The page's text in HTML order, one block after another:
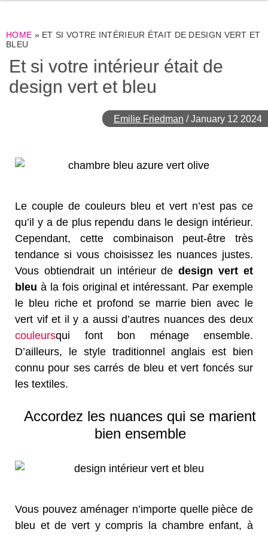
HOME » ET SI VOTRE INTÉRIEUR ÉTAIT DE DESIGN VERT ET
BLEU
Et si votre intérieur était de
design vert et bleu
Emilie Friedman /January 12 2024
Le couple de couleurs bleu et vert n’est pas ce
qu’il y a de plus rependu dans le design intérieur.
Cependant, cette combinaison peut-être très
tendance si vous choisissez les nuances justes.
Vous obtiendrait un intérieur dedesign vert et
bleu à la fois original et intéressant. Par exemple
le bleu riche et profond se marrie bien avec le
vert vif et il y a aussi d’autres nuances des deux
couleursqui font bon ménage ensemble.
D’ailleurs, le style traditionnel anglais est bien
connu pour ses carrés de bleu et vert foncés sur
les textiles.
Accordez les nuances qui se marient
bien ensemble
Vous pouvez aménager n’importe quelle pièce de
bleu et de vert y compris la chambre enfant, à